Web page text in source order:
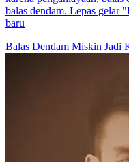
60 Episodes
Huan merancang balas
Balas Dendam untuk